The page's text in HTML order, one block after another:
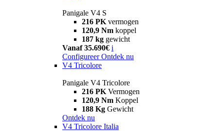
Panigale V4 S
216 PK vermogen
120,9 Nm koppel
187 kg gewicht
Vanaf 35.690€ i
Configureer Ontdek nu
V4 Tricolore
Panigale V4 Tricolore
216 PK Vermogen
120,9 Nm Koppel
188 Kg Gewicht
Ontdek nu
V4 Tricolore Italia